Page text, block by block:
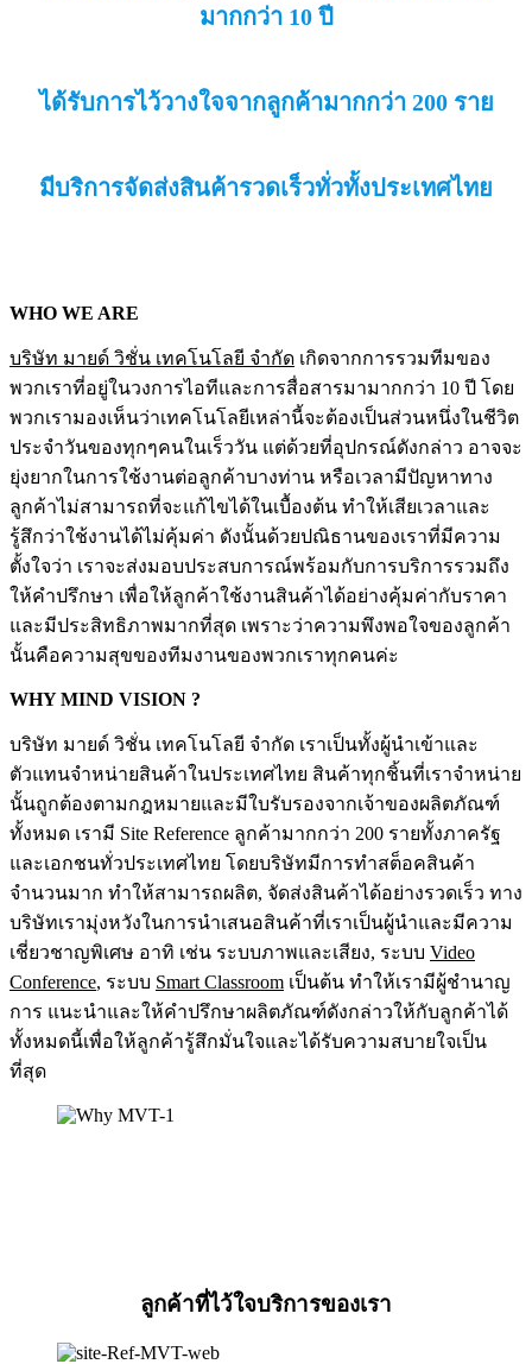
มากกว่า 10 ปี
ได้รับการไว้วางใจจากลูกค้ามากกว่า 200 ราย
มีบริการจัดส่งสินค้ารวดเร็วทั่วทั้งประเทศไทย
WHO WE ARE
บริษัท มายด์ วิชั่น เทคโนโลยี จำกัด เกิดจากการรวมทีมของ
พวกเราที่อยู่ในวงการไอทีและการสื่อสารมามากกว่า 10 ปี โดย
พวกเรามองเห็นว่าเทคโนโลยีเหล่านี้จะต้องเป็นส่วนหนึ่งในชีวิต
ประจำวันของทุกๆคนในเร็ววัน แต่ด้วยที่อุปกรณ์ดังกล่าว อาจจะ
ยุ่งยากในการใช้งานต่อลูกค้าบางท่าน หรือเวลามีปัญหาทาง
ลูกค้าไม่สามารถที่จะแก้ไขได้ในเบื้องต้น ทำให้เสียเวลาและ
รู้สึกว่าใช้งานได้ไม่คุ้มค่า ดังนั้นด้วยปณิธานของเราที่มีความ
ตั้งใจว่า เราจะส่งมอบประสบการณ์พร้อมกับการบริการรวมถึง
ให้คำปรึกษา เพื่อให้ลูกค้าใช้งานสินค้าได้อย่างคุ้มค่ากับราคา
และมีประสิทธิภาพมากที่สุด เพราะว่าความพึงพอใจของลูกค้า
นั้นคือความสุขของทีมงานของพวกเราทุกคนค่ะ
WHY MIND VISION ?
บริษัท มายด์ วิชั่น เทคโนโลยี จำกัด เราเป็นทั้งผู้นำเข้าและ
ตัวแทนจำหน่ายสินค้าในประเทศไทย สินค้าทุกชิ้นที่เราจำหน่าย
นั้นถูกต้องตามกฎหมายและมีใบรับรองจากเจ้าของผลิตภัณฑ์
ทั้งหมด เรามี Site Reference ลูกค้ามากกว่า 200 รายทั้งภาครัฐ
และเอกชนทั่วประเทศไทย โดยบริษัทมีการทำสต็อคสินค้า
จำนวนมาก ทำให้สามารถผลิต, จัดส่งสินค้าได้อย่างรวดเร็ว ทาง
บริษัทเรามุ่งหวังในการนำเสนอสินค้าที่เราเป็นผู้นำและมีความ
เชี่ยวชาญพิเศษ อาทิ เช่น ระบบภาพและเสียง, ระบบ Video
Conference, ระบบ Smart Classroom เป็นต้น ทำให้เรามีผู้ชำนาญ
การ แนะนำและให้คำปรึกษาผลิตภัณฑ์ดังกล่าวให้กับลูกค้าได้
ทั้งหมดนี้เพื่อให้ลูกค้ารู้สึกมั่นใจและได้รับความสบายใจเป็น
ที่สุด
ลูกค้าที่ไว้ใจบริการของเรา